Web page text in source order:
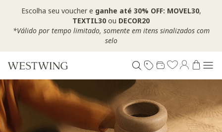
Escolha seu voucher e ganhe até 30% OFF: MOVEL30,
TEXTIL30 ou DECOR20
*Válido por tempo limitado, somente em itens sinalizados com
selo